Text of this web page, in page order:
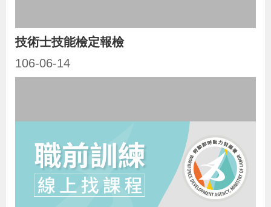
技術士技能檢定報檢
106-06-14